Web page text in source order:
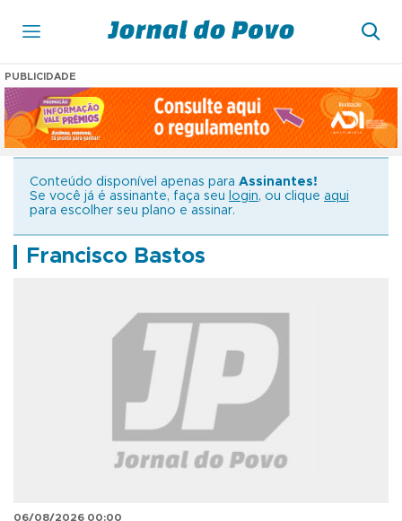
PUBLICIDADE
Conteúdo disponível apenas para Assinantes!
Se você já é assinante, faça seu
login, ou clique aqui
para escolher seu plano e assinar.
Francisco Bastos
06/08/2026 00:00